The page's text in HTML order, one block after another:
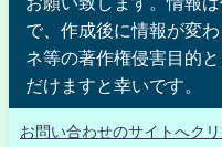
で、作成後に情報が変
ネ等の著作権侵害目的
だけますと幸いです。
お問い合わせのサイトへク